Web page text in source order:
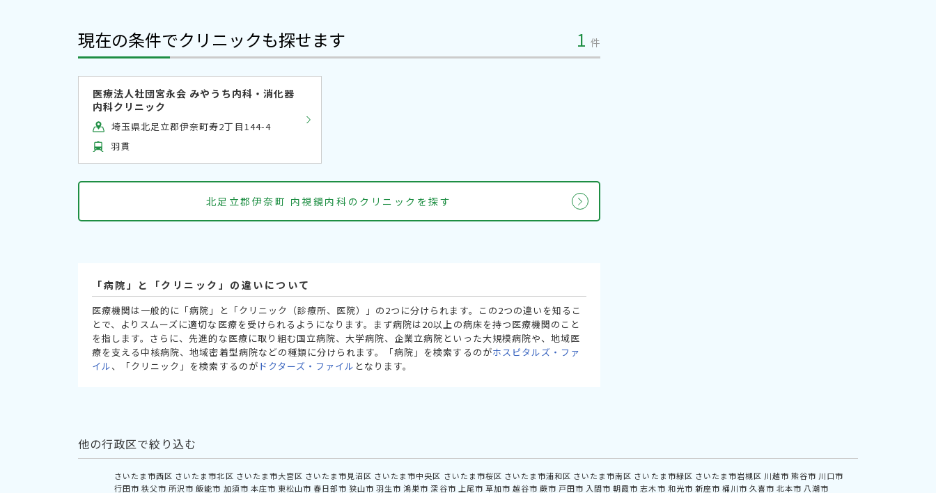
現在の条件でクリニックも探せます 1 件
医療法人社団宮永会 みやうち内科・消化器
内科クリニック
埼玉県北足立郡伊奈町寿2丁目144-4
羽貫
北足立郡伊奈町 内視鏡内科のクリニックを探す
「病院」と「クリニック」の違いについて
医療機関は一般的に「病院」と「クリニック（診療所、医院）」の2つに分けられます。この2つの違いを知るこ
とで、よりスムーズに適切な医療を受けられるようになります。まず病院は20以上の病床を持つ医療機関のこと
を指します。さらに、先進的な医療に取り組む国立病院、大学病院、企業立病院といった大規模病院や、地域医
療を支える中核病院、地域密着型病院などの種類に分けられます。「病院」を検索するのがホスピタルズ・ファ
イル、「クリニック」を検索するのが ドクターズ・ファイル となります。
他の行政区で絞り込む
さいたま市西区 さいたま市北区 さいたま市大宮区 さいたま市見沼区 さいたま市中央区 さいたま市桜区 さいたま市浦和区 さいたま市南区 さいたま市緑区 さいたま市岩槻区 川越市 熊谷市 川口市
行田市 秩父市 所沢市 飯能市 加須市 本庄市 東松山市 春日部市 狭山市 羽生市 鴻巣市 深谷市 上尾市 草加市 越谷市 蕨市 戸田市 入間市 朝霞市 志木市 和光市 新座市 桶川市 久喜市 北本市 八潮市